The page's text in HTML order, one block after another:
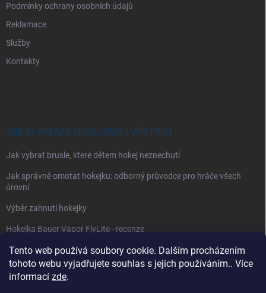
Tento web používá soubory cookie. Dalším procházením
tohoto webu vyjadřujete souhlas s jejich používáním.. Více
informací zde.
Podmínky ochrany osobních údajů
Reklamace
Služby
Kontakty
JAK SI VYBRAT HOKEJOVOU VÝSTROJ
Jak vybrat brusle, které dětem hokej neznechutí
Jak správně omotat hokejku: odborný průvodce pro hráče všech
úrovní
Výběr zahnutí hokejky
Hokejka Bauer Vapor FlyLite - recenze
Jak si vybrat hokejové kalhoty
Jak si vybrat hokejové chrániče ramen?